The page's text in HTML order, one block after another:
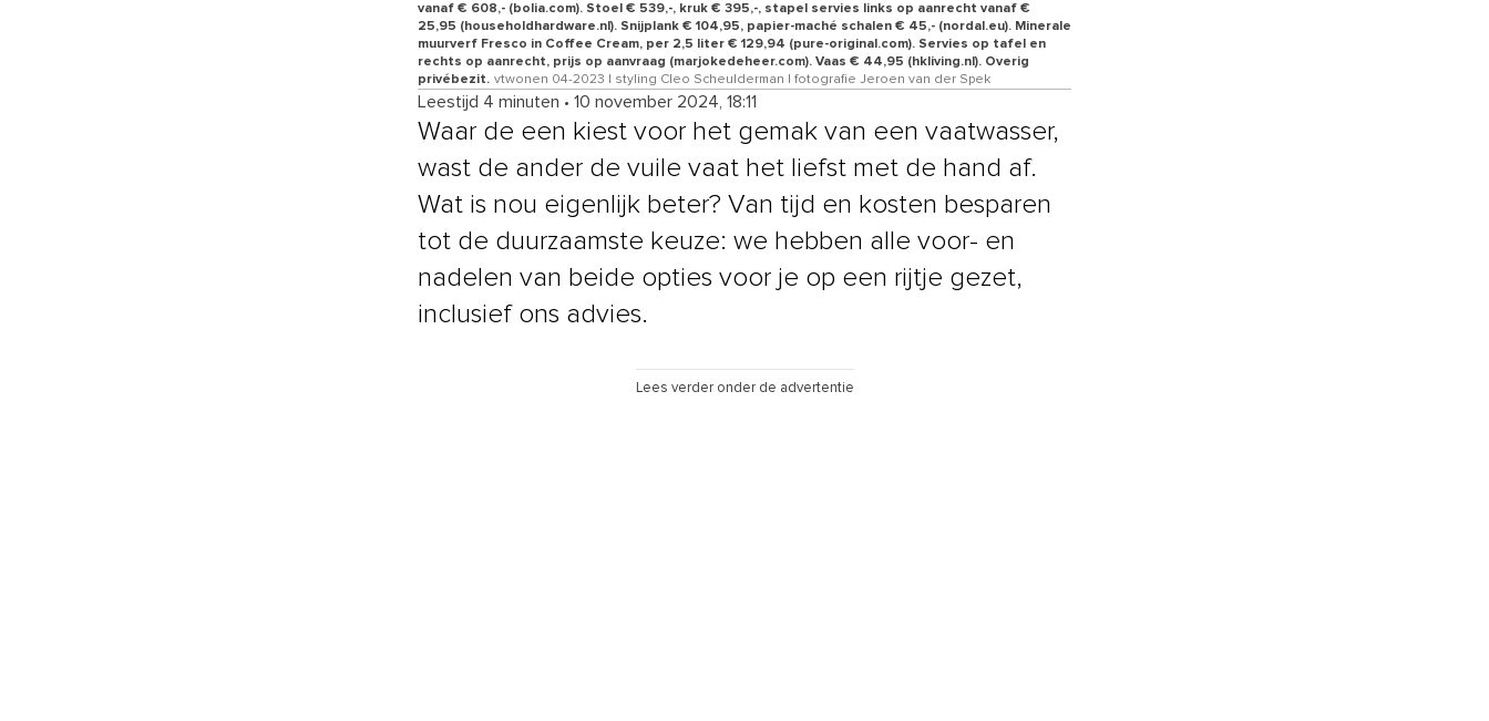
vanaf € 608,- (bolia.com). Stoel € 539,-, kruk € 395,-, stapel servies links op aanrecht vanaf €
25,95 (householdhardware.nl). Snijplank € 104,95, papier-maché schalen € 45,- (nordal.eu). Minerale
muurverf Fresco in Coffee Cream, per 2,5 liter € 129,94 (pure-original.com). Servies op tafel en
rechts op aanrecht, prijs op aanvraag (marjokedeheer.com). Vaas € 44,95 (hkliving.nl). Overig
privébezit. vtwonen 04-2023 | styling Cleo Scheulderman | fotografie Jeroen van der Spek
Leestijd 4 minuten • 10 november 2024, 18:11
Waar de een kiest voor het gemak van een vaatwasser,
wast de ander de vuile vaat het liefst met de hand af.
Wat is nou eigenlijk beter? Van tijd en kosten besparen
tot de duurzaamste keuze: we hebben alle voor- en
nadelen van beide opties voor je op een rijtje gezet,
inclusief ons advies.
Lees verder onder de advertentie